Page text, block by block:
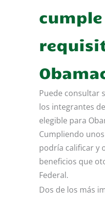
Puede consultar
los integrantes
elegible para
Cumpliendo
podría calificar y
beneficios que
Federal.
Dos de los más